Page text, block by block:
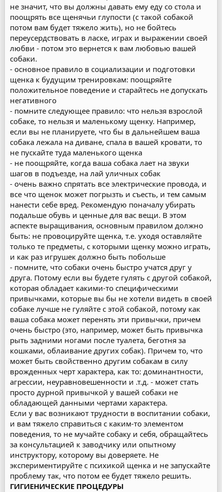
не значит, что вы должны давать ему еду со стола и
поощрять все щенячьи глупости (с такой собакой
потом вам будет тяжело жить), но не бойтесь
переусердствовать в ласке, играх и выражении своей
любви - потом это вернется к вам любовью вашей
собаки.
- основное правило в социализации и подготовки
щенка к будущим тренировкам: поощряйте
положительное поведение и старайтесь не допускать
негативного
- помните следующее правило: что нельзя взрослой
собаке, то нельзя и маленькому щенку. Например,
если вы не планируете, что бы в дальнейшем ваша
собака лежала на диване, спала в вашей кровати, то
не пускайте туда маленького щенка
- не поощряйте, когда ваша собака лает на звуки
шагов в подъезде, на лай уличных собак
- очень важно спрятать все электрические провода, и
все что щенок может погрызть и съесть, и тем самым
нанести себе вред. Рекомендую поначалу убирать
подальше обувь и ценные для вас вещи. В этом
аспекте выращивания, основным правилом должно
быть: не провоцируйте щенка, т.е. уходя оставляйте
только те предметы, с которыми щенку можно играть,
и как раз игрушек должно быть побольше
- помните, что собаки очень быстро учатся друг у
друга. Потому если вы будете гулять с другой собакой,
которая обладает какими-то специфическими
привычками, которые вы бы не хотели видеть в своей
собаке лучше не гуляйте с этой собакой, потому как
ваша собака может перенять эти привычки, причем
очень быстро (это, например, может быть привычка
рыть задними ногами после туалета, беготня за
кошками, облаивание других собак). Причем то, что
может быть свойственно другим собакам в силу
врожденных черт характера, как то: доминантности,
агрессии, неуравновешенности и .т.д. - может стать
просто дурной привычкой у вашей собаки не
обладающей данными чертами характера.
Если у вас возникают трудности в воспитании собаки,
и вам тяжело справиться с каким-то элементом
поведения, то не мучайте собаку и себя, обращайтесь
за консультацией к заводчику или опытному
инструктору, которому вы доверяете. Не
экспериментируйте с психикой щенка и не запускайте
проблему так, что потом ее будет тяжело решить.
ГИГИЕНИЧЕСКИЕ ПРОЦЕДУРЫ